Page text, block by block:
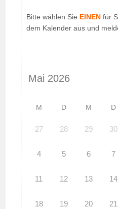
Bitte wählen Sie EINEN für
dem Kalender aus und
M D M D
27 28 29 30
4 5 6 7
11 12 13 14
18 19 20 21